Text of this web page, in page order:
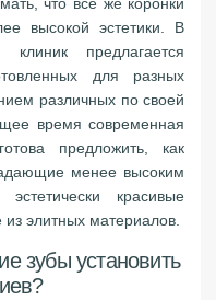
что все же коронки
высокой эстетики. В
предлагается
для разных
различных по своей
время современная
предложить, как
менее высоким
красивые
элитных материалов.
зубы установить